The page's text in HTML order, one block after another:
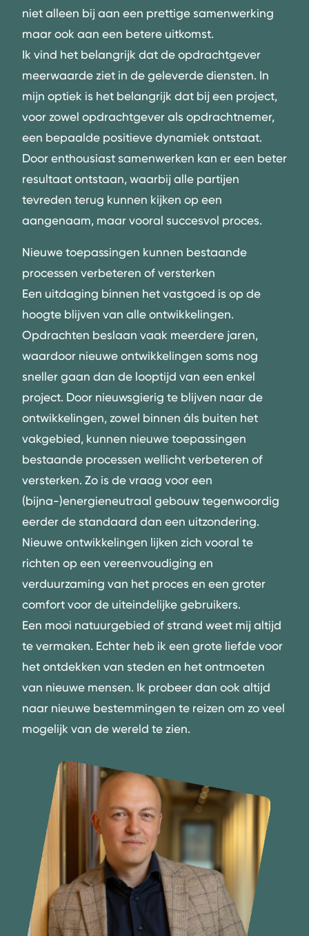
niet alleen bij aan een prettige samenwerking
maar ook aan een betere uitkomst.
Ik vind het belangrijk dat de opdrachtgever
meerwaarde ziet in de geleverde diensten. In
mijn optiek is het belangrijk dat bij een project,
voor zowel opdrachtgever als opdrachtnemer,
een bepaalde positieve dynamiek ontstaat.
Door enthousiast samenwerken kan er een beter
resultaat ontstaan, waarbij alle partijen
tevreden terug kunnen kijken op een
aangenaam, maar vooral succesvol proces.
Nieuwe toepassingen kunnen bestaande
processen verbeteren of versterken
Een uitdaging binnen het vastgoed is op de
hoogte blijven van alle ontwikkelingen.
Opdrachten beslaan vaak meerdere jaren,
waardoor nieuwe ontwikkelingen soms nog
sneller gaan dan de looptijd van een enkel
project. Door nieuwsgierig te blijven naar de
ontwikkelingen, zowel binnen áls buiten het
vakgebied, kunnen nieuwe toepassingen
bestaande processen wellicht verbeteren of
versterken. Zo is de vraag voor een
(bijna-)energieneutraal gebouw tegenwoordig
eerder de standaard dan een uitzondering.
Nieuwe ontwikkelingen lijken zich vooral te
richten op een vereenvoudiging en
verduurzaming van het proces en een groter
comfort voor de uiteindelijke gebruikers.
Een mooi natuurgebied of strand weet mij altijd
te vermaken. Echter heb ik een grote liefde voor
het ontdekken van steden en het ontmoeten
van nieuwe mensen. Ik probeer dan ook altijd
naar nieuwe bestemmingen te reizen om zo veel
mogelijk van de wereld te zien.